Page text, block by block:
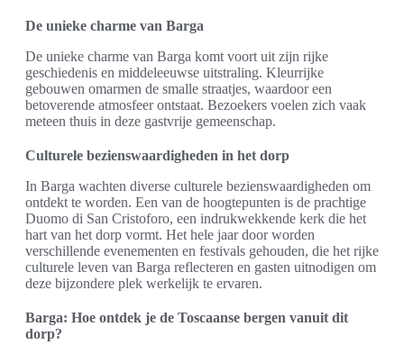
De unieke charme van Barga
De unieke charme van Barga komt voort uit zijn rijke
geschiedenis en middeleeuwse uitstraling. Kleurrijke
gebouwen omarmen de smalle straatjes, waardoor een
betoverende atmosfeer ontstaat. Bezoekers voelen zich vaak
meteen thuis in deze gastvrije gemeenschap.
Culturele bezienswaardigheden in het dorp
In Barga wachten diverse culturele bezienswaardigheden om
ontdekt te worden. Een van de hoogtepunten is de prachtige
Duomo di San Cristoforo, een indrukwekkende kerk die het
hart van het dorp vormt. Het hele jaar door worden
verschillende evenementen en festivals gehouden, die het rijke
culturele leven van Barga reflecteren en gasten uitnodigen om
deze bijzondere plek werkelijk te ervaren.
Barga: Hoe ontdek je de Toscaanse bergen vanuit dit
dorp?